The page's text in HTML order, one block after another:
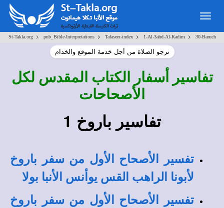
St-Takla.org> pub_Bible-Interpretations> Tafaseer-index> 1-Al-3ahd-Al-Kadim> 30-Baruch
نرجو الصلاة من أجل خدمة الموقع والخدام
تفاسير أسفار الكتاب المقدس لكل
الأصحاحات
تفاسير باروخ 1
تفسير الأصحاح الأول من سفر باروخ
لأبونا الراهب القس يوأنس الأنبا بولا
تفسير الأصحاح الأول من سفر باروخ